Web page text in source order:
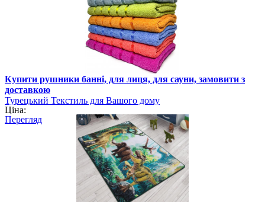
Купити рушники банні, для лиця, для сауни, замовити з
доставкою
Турецький Текстиль для Вашого дому
Ціна:
Перегляд